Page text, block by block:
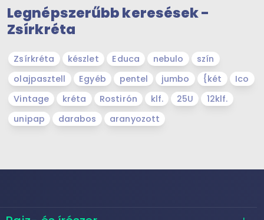
Legnépszerűbb keresések -
Zsírkréta
Zsírkréta készlet Educa nebulo
szín
olajpasztell
Egyéb pentel jumbo {két
Ico
Vintage
kréta Rostirón klf. 25U
12klf.
unipap
darabos aranyozott